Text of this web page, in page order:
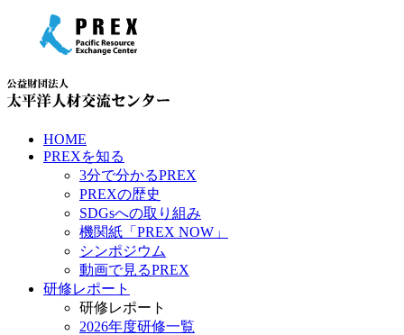
HOME
PREXを知る
3分で分かるPREX
PREXの歴史
SDGsへの取り組み
機関紙「PREX NOW」
シンポジウム
動画で見るPREX
研修レポート
研修レポート
2026年度研修一覧